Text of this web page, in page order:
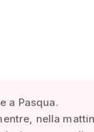
a Pasqua.
nella